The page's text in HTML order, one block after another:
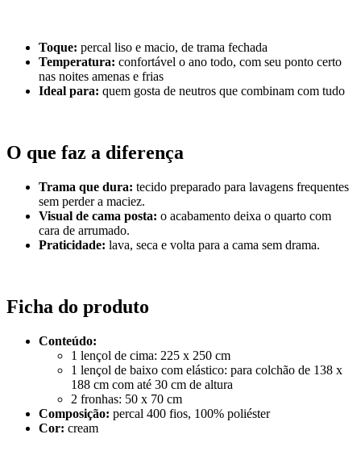
Toque: percal liso e macio, de trama fechada
Temperatura: confortável o ano todo, com seu ponto certo
nas noites amenas e frias
Ideal para: quem gosta de neutros que combinam com tudo
O que faz a diferença
Trama que dura: tecido preparado para lavagens frequentes
sem perder a maciez.
Visual de cama posta: o acabamento deixa o quarto com
cara de arrumado.
Praticidade: lava, seca e volta para a cama sem drama.
Ficha do produto
Conteúdo:
1 lençol de cima: 225 x 250 cm
1 lençol de baixo com elástico: para colchão de 138 x
188 cm com até 30 cm de altura
2 fronhas: 50 x 70 cm
Composição: percal 400 fios, 100% poliéster
Cor: cream